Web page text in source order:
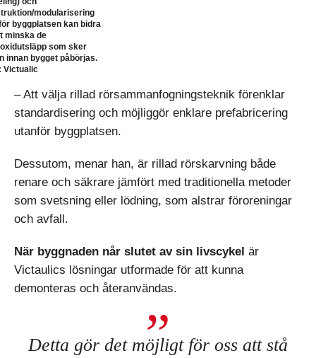
modularisering
byggplatsen kan bidra
minska de
som sker
innan bygget påbörjas.
Victualic
– Att välja rillad rörsammanfogningsteknik förenklar
standardisering och möjliggör enklare prefabricering
utanför byggplatsen.
Dessutom, menar han, är rillad rörskarvning både
renare och säkrare jämfört med traditionella metoder
som svetsning eller lödning, som alstrar föroreningar
och avfall.
När byggnaden når slutet av sin livscykel är
Victaulics lösningar utformade för att kunna
demonteras och återanvändas.
Detta gör det möjligt för oss att stå